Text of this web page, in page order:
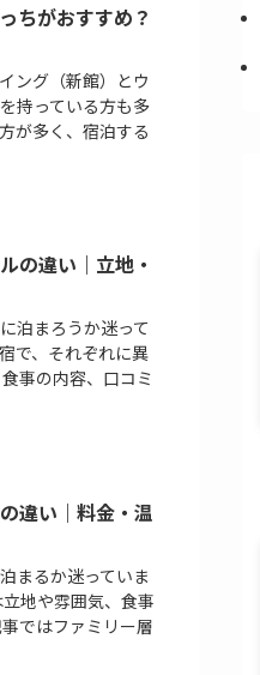
ちがおすすめ？
ング（新館）とウ
持っている方も多
が多く、宿泊する
の違い｜立地・
泊まろうか迷って
で、それぞれに異
事の内容、口コミ
違い｜料金・温
まるか迷っていま
地や雰囲気、食事
ではファミリー層